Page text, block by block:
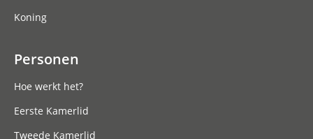
Koning
Personen
Hoe werkt het?
Eerste Kamerlid
Tweede Kamerlid